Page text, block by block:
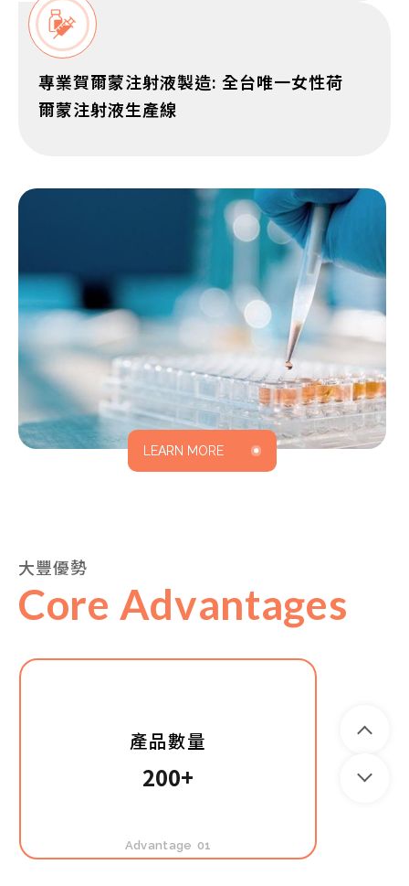
專業賀爾蒙注射液製造: 全台唯一女性荷
爾蒙注射液生產線
LEARN MORE
大豐優勢
Core Advantages
外銷國家
港澳 / 越南/ 柬埔寨 /
Advantage 04
200+
全台合作夥伴